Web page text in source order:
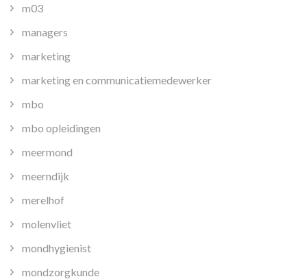
m03
managers
marketing
marketing en communicatiemedewerker
mbo
mbo opleidingen
meermond
meerndijk
merelhof
molenvliet
mondhygienist
mondzorgkunde